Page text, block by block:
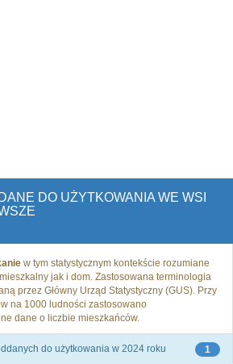
DO UŻYTKOWANIA WE WSI
w tym statystycznym kontekście rozumiane
jak i dom. Zastosowana terminologia
przez Główny Urząd Statystyczny (GUS). Przy
na 1000 ludności zastosowano
dane o liczbie mieszkańców.
1
do użytkowania w 2024 roku